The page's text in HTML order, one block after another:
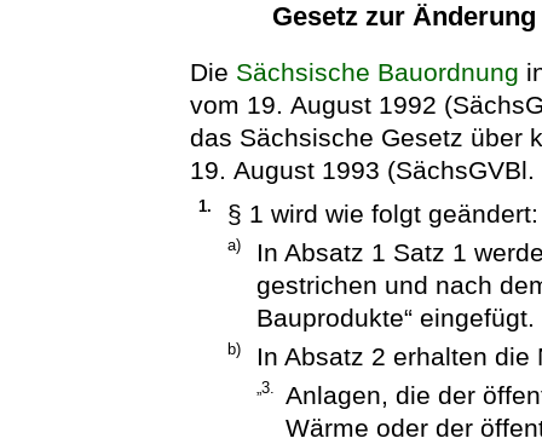
Gesetz zur
Die Sächsische Bauordnung
vom 19. August 1992
das Sächsische Gesetz über
19. August 1993
1. § 1 wird wie folgt geändert:
a)
In Absatz 1 Satz 1
gestrichen und nach
Bauprodukte“ eingefügt.
b) In Absatz 2 erhalten
„3.
Anlagen, die der
Wärme oder der